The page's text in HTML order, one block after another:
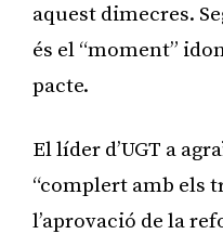
aquest dimecres.
és el “moment”
pacte.
El líder d’UGT a
“complert amb els
l’aprovació de la